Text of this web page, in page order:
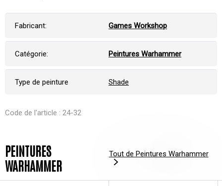
Fabricant: Games Workshop
Catégorie: Peintures Warhammer
Type de peinture Shade
Code de l'article : 24-32
PEINTURES
WARHAMMER
Tout de Peintures Warhammer